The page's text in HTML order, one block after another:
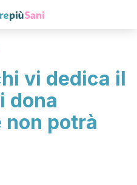
vi dedica il
dona
non potrà